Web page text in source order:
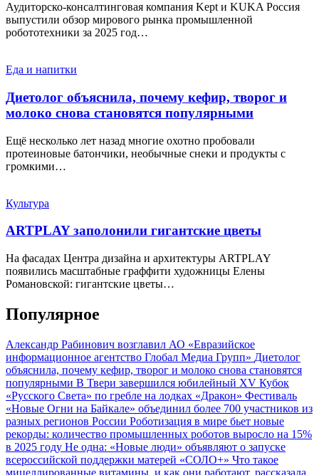
Аудиторско-консалтинговая компания Kept и KUKA Россия
выпустили обзор мирового рынка промышленной
робототехники за 2025 год…
Еда и напитки
Диетолог объяснила, почему кефир, творог и
молоко снова становятся популярными
Ещё несколько лет назад многие охотно пробовали
протеиновые батончики, необычные снеки и продукты с
громкими…
Культура
ARTPLAY заполонили гигантские цветы
На фасадах Центра дизайна и архитектуры ARTPLAY
появились масштабные граффити художницы Елены
Романовской: гигантские цветы…
Популярное
Александр Рабинович возглавил АО «Евразийское
информационное агентство Глобал Медиа Групп» Диетолог
объяснила, почему кефир, творог и молоко снова становятся
популярными В Твери завершился юбилейный XV Кубок
«Русского Света» по гребле на лодках «Дракон» Фестиваль
«Новые Огни на Байкале» объединил более 700 участников из
разных регионов России Роботизация в мире бьет новые
рекорды: количество промышленных роботов выросло на 15%
в 2025 году Не одна: «Новые люди» объявляют о запуске
всероссийской поддержки матерей «СОЛО+» Что такое
мицеллированные витамины, и как они работают, рассказала